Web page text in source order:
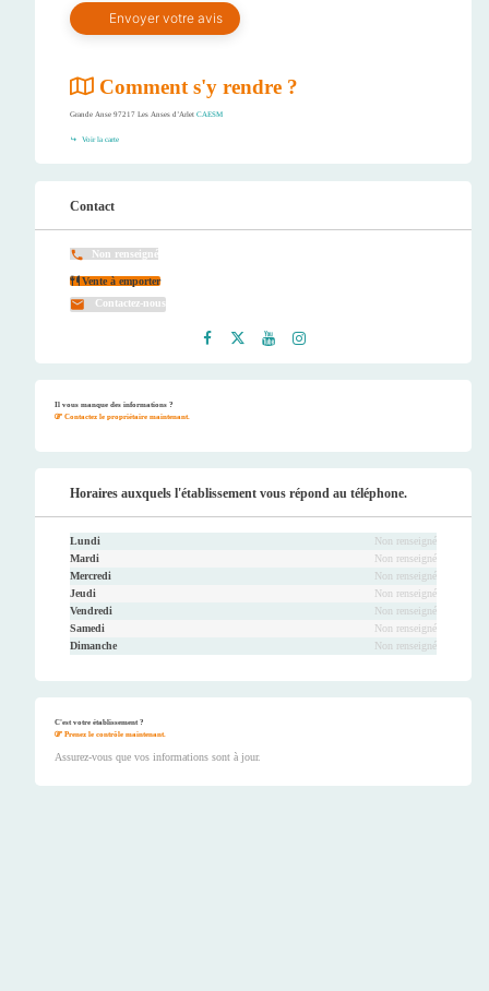
Comment s'y rendre ?
Grande Anse 97217 Les Anses d’Arlet CAESM
Voir la carte
Contact
Non renseigné
Vente à emporter
Contactez-nous
Il vous manque des informations ?
Contactez le propriétaire maintenant.
Horaires auxquels l'établissement vous répond au téléphone.
Lundi
Non renseigné
Mardi
Non renseigné
Mercredi
Non renseigné
Jeudi
Non renseigné
Vendredi
Non renseigné
Samedi
Non renseigné
Dimanche
Non renseigné
C'est votre établissement ?
Prenez le contrôle maintenant.
Assurez-vous que vos informations sont à jour.